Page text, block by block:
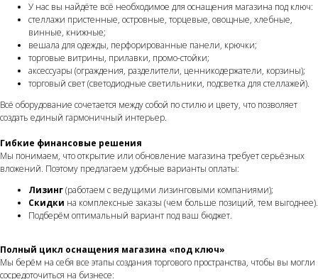
У нас вы найдёте всё необходимое для оснащения магазина под ключ:
стеллажи пристенные, островные, торцевые, овощные, хлебные,
винные, книжные;
вешала для одежды, перфорированные панели, крючки;
торговые витрины, прилавки, промо-стойки;
аксессуары (ограждения, разделители, ценникодержатели, корзины);
торговый свет (светодиодные светильники, подсветка для стеллажей).
Всё оборудование сочетается между собой по стилю и цвету, что позволяет
создать единый гармоничный интерьер.
Гибкие финансовые решения
Мы понимаем, что открытие или обновление магазина требует серьёзных
вложений. Поэтому предлагаем удобные варианты оплаты:
Лизинг(работаем с ведущими лизинговыми компаниями);
Скидки на комплексные заказы (чем больше позиций, тем выгоднее).
Подберём оптимальный вариант под ваш бюджет.
Полный цикл оснащения магазина «под ключ»
Мы берём на себя все этапы создания торгового пространства, чтобы вы могли
сосредоточиться на бизнесе: